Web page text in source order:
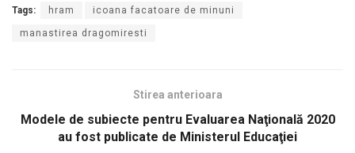
Tags: hram icoana facatoare de minuni
manastirea dragomiresti
Stirea anterioara
Modele de subiecte pentru Evaluarea Naţională 2020
au fost publicate de Ministerul Educaţiei